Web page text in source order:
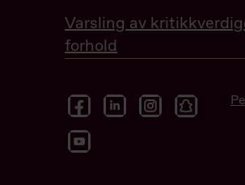
Varsling av
forhold
facebooklinkedininstagramsnapchat
youtube